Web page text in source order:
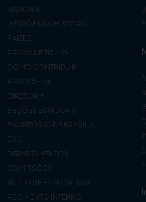
HISTÓRIA
GESTÕES NA HISTÓRIA
RAÍZES
PROVA DE TÍTULO
COMO CONTRIBUIR
ASSOCIE-SE
DIRETORIA
SEÇÕES ESTADUAIS
ESCRITÓRIO DE BRASÍLIA
ESU
DEPARTAMENTOS
COMISSÕES
TÍTULO DE ESPECIALISTA
REGIMENTO INTERNO